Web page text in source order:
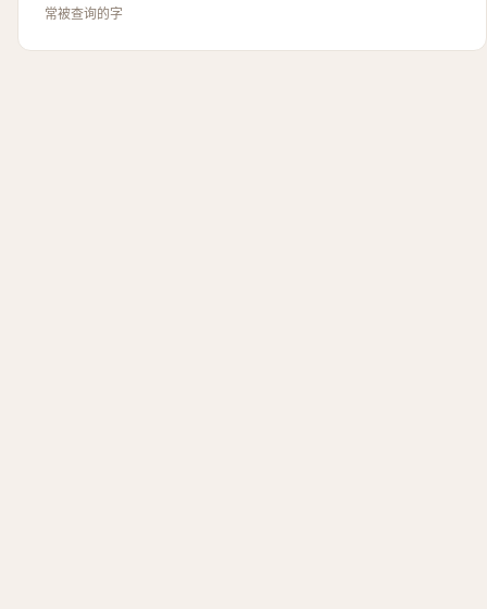
常被查询的字